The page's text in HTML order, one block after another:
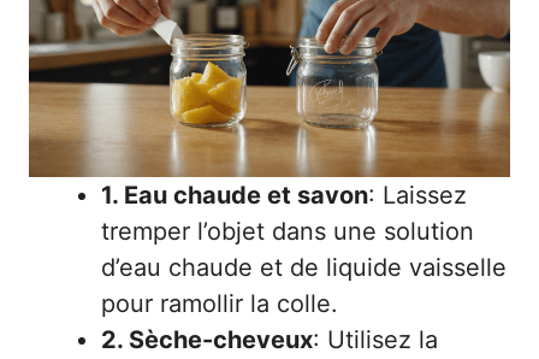
1. Eau chaude et savon: Laissez
tremper l’objet dans une solution
d’eau chaude et de liquide vaisselle
pour ramollir la colle.
2. Sèche-cheveux: Utilisez la